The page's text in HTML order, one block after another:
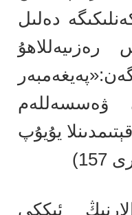
دەلىل
رەزىيەللاھۇ
ۋەسسەللەم
يۇيۇپ
ئىككى